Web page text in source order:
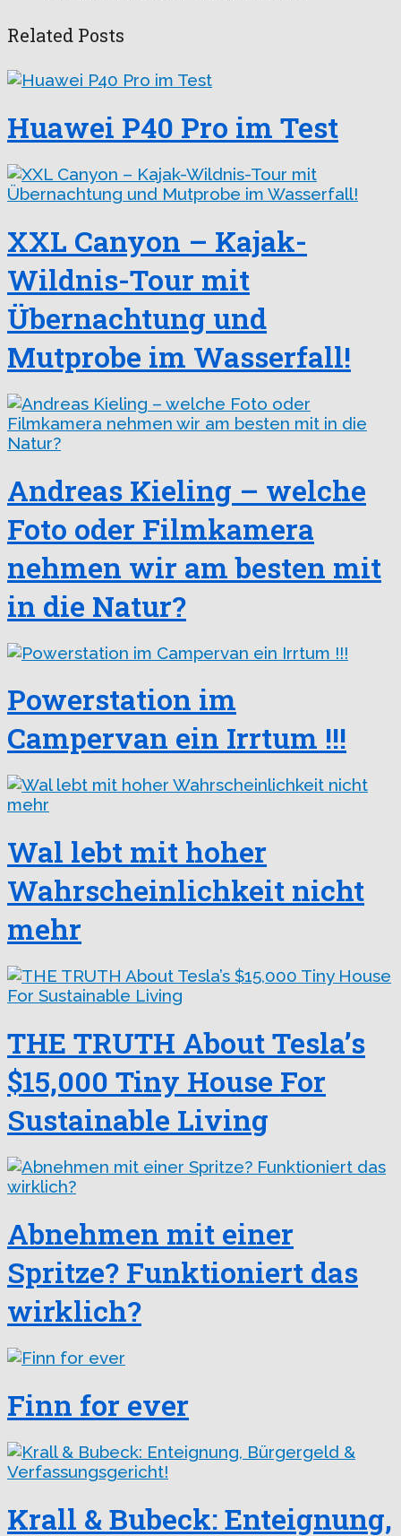
Related Posts
Huawei P40 Pro im Test
XXL Canyon – Kajak-
Wildnis-Tour mit
Übernachtung und
Mutprobe im Wasserfall!
Andreas Kieling – welche
Foto oder Filmkamera
nehmen wir am besten mit
in die Natur?
Powerstation im
Campervan ein Irrtum !!!
Wal lebt mit hoher
Wahrscheinlichkeit nicht
mehr
THE TRUTH About Tesla’s
$15,000 Tiny House For
Sustainable Living
Abnehmen mit einer
Spritze? Funktioniert das
wirklich?
Finn for ever
Krall & Bubeck: Enteignung,